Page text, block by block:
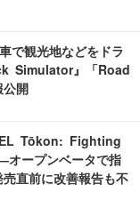
で観光地などをドラ
Simulator』「Road
開
Tōkon: Fighting
オープンベータで指
直前に改善報告も不